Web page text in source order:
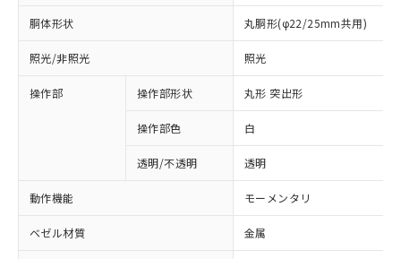
胴体形状 丸胴形(φ22/25mm共用)
照光/非照光 照光
操作部 操作部形状 丸形 突出形
操作部色 白
透明/不透明 透明
動作機能 モーメンタリ
ベゼル材質 金属